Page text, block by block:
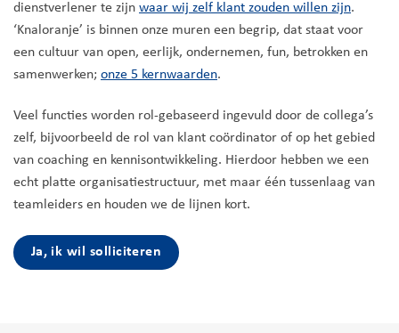
dienstverlener te zijn waar wij zelf klant zouden willen zijn.
‘Knaloranje’ is binnen onze muren een begrip, dat staat voor
een cultuur van open, eerlijk, ondernemen, fun, betrokken en
samenwerken; onze 5 kernwaarden.
Veel functies worden rol-gebaseerd ingevuld door de collega’s
zelf, bijvoorbeeld de rol van klant coördinator of op het gebied
van coaching en kennisontwikkeling. Hierdoor hebben we een
echt platte organisatiestructuur, met maar één tussenlaag van
teamleiders en houden we de lijnen kort.
Ja, ik wil solliciteren